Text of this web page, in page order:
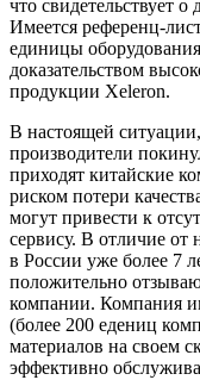
что свидетельствует
Имеется референц-
единицы
доказательством
продукции Xeleron.
В настоящей
производители
приходят китайские
риском потери
могут привести к
сервису. В отличие от
в России уже более 7
положительно
компании. Компания
(более 200 едениц
материалов на своем
эффективно